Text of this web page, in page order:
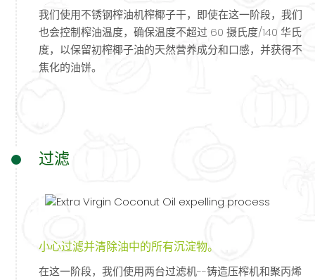
我们使用不锈钢榨油机榨椰子干，即使在这一阶段，我们
也会控制榨油温度，确保温度不超过 60 摄氏度/140 华氏
度，以保留初榨椰子油的天然营养成分和口感，并获得不
焦化的油饼。
过滤
小心过滤并清除油中的所有沉淀物。
在这一阶段，我们使用两台过滤机--铸造压榨机和聚丙烯